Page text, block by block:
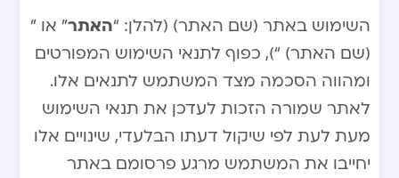
השימוש באתר (שם האתר) (להלן: “האתר” או ”
(שם האתר) “), כפוף לתנאי השימוש המפורטים
ומהווה הסכמה מצד המשתמש לתנאים אלו.
לאתר שמורה הזכות לעדכן את תנאי השימוש
מעת לעת לפי שיקול דעתו הבלעדי, שינויים אלו
יחייבו את המשתמש מרגע פרסומם באתר